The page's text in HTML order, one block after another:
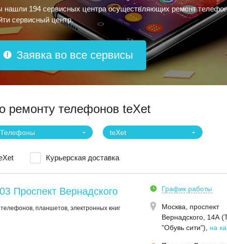
194 сервисных центра осуществляющих ремонт
сервисный центр.
Заявка во все сервисы
ремонту телефонов teXet
Телефоны teXet
Курьерская доставка
Проспект Вернадского
планшетов, электронных книг
График работы
Москва, проспект
Вернадского, 14А
"Обувь сити")
на